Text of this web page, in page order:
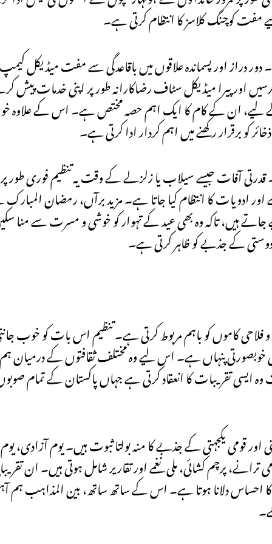
مفت کوچنگ کلاسز کا انتظام کرتی ہے۔
اور پسماندہ علاقوں میں باقاعدگی سے مفت میڈیکل
اور پیرا میڈیکل سٹاف رضاکارانہ طور پر اپنی خدمات
لیے، ان کے کام کا ایک اہم حصہ مختص ہے۔ اس کے علاوہ
برقرار رکھنے میں اہم کردار ادا کرتی ہے۔
آفات جیسے سیلاب یا زلزلے کے وقت یہ تنظیم فوری طور
ادویات کا انتظام کیا جاتا ہے۔ مزید برآں، رمضان
جاتے ہیں، تاکہ وہ بھی عید کے تہوار کو خوشی و مسرت سے
کے جذبے کو ظاہر کرتی ہے۔
کاموں کو باہم مربوط کرتی ہے۔ تنظیم اس بات کو خوب
خوبصورتی پنہاں ہے۔ اس لیے وہ مختلف ثقافتوں کے درمیان ہم
تقریبات کا انعقاد کرتی ہے جہاں پاکستان کے تمام
قومی یکجہتی کے جذبے کا منہ بولتا ثبوت ہیں۔ یوم آزادی،
پرچم کشائی، ملی نغمے اور تقاریر شامل ہوتی ہیں۔ ان
کا احساس دلانا ہوتا ہے۔ اس کے ساتھ ساتھ، بین المذاہب ہم